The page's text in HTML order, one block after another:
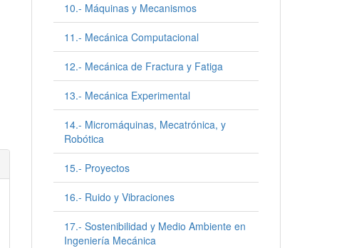
10.- Máquinas y Mecanismos
11.- Mecánica Computacional
12.- Mecánica de Fractura y Fatiga
13.- Mecánica Experimental
14.- Micromáquinas, Mecatrónica, y
Robótica
15.- Proyectos
16.- Ruido y Vibraciones
17.- Sostenibilidad y Medio Ambiente en
Ingeniería Mecánica